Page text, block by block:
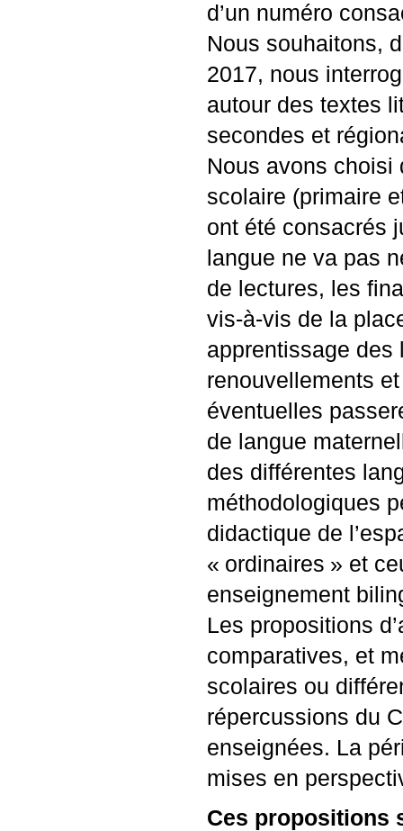
d’un numéro
Nous souhaitons,
2017, nous
autour des textes
secondes et
Nous avons choisi
scolaire (primaire
ont été consacrés
langue ne va pas
de lectures, les
vis-à-vis de la
apprentissage des
renouvellements
éventuelles
de langue
des différentes
méthodologiques
didactique de
« ordinaires » et
enseignement
Les propositions
comparatives, et
scolaires ou
répercussions du
enseignées. La
mises en
Ces propositions